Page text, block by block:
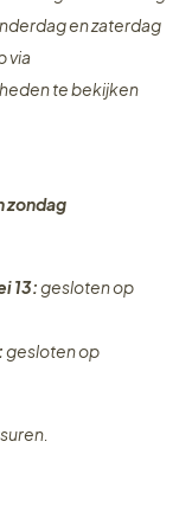
en zaterdag
via
te bekijken
zondag
13:gesloten op
gesloten op